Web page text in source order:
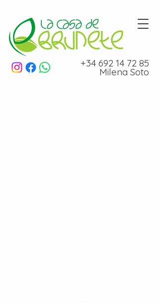
+34 692 14 72 85
Milena Soto